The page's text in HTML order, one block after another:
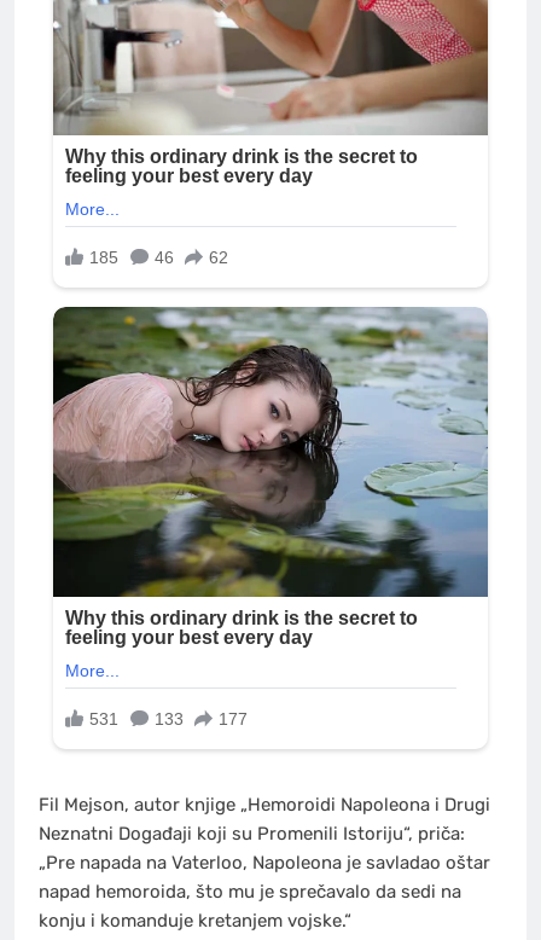
Fil Mejson, autor knjige „Hemoroidi Napoleona i Drugi
Neznatni Događaji koji su Promenili Istoriju“, priča:
„Pre napada na Vaterloo, Napoleona je savladao oštar
napad hemoroida, što mu je sprečavalo da sedi na
konju i komanduje kretanjem vojske.“